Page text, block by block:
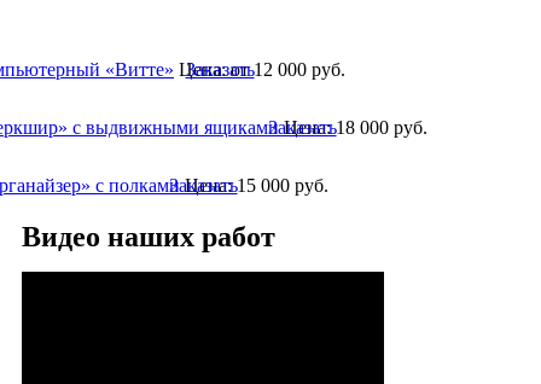
«Витте» Цена:от 12 000 руб.
Заказать
с выдвижными ящиками Цена:18 000 руб.
Заказать
с полками Цена:15 000 руб.
Заказать
Видео наших работ